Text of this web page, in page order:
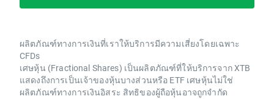
ผลิตภัณฑ์ทางการเงินที่เราให้บริการมีความเสี่ยงโดยเฉพาะ
CFDs
เศษหุ้น (Fractional Shares) เป็นผลิตภัณฑ์ที่ให้บริการจาก XTB
แสดงถึงการเป็นเจ้าของหุ้นบางส่วนหรือ ETF เศษหุ้นไม่ใช่
ผลิตภัณฑ์ทางการเงินอิสระ สิทธิของผู้ถือหุ้นอาจถูกจำกัด